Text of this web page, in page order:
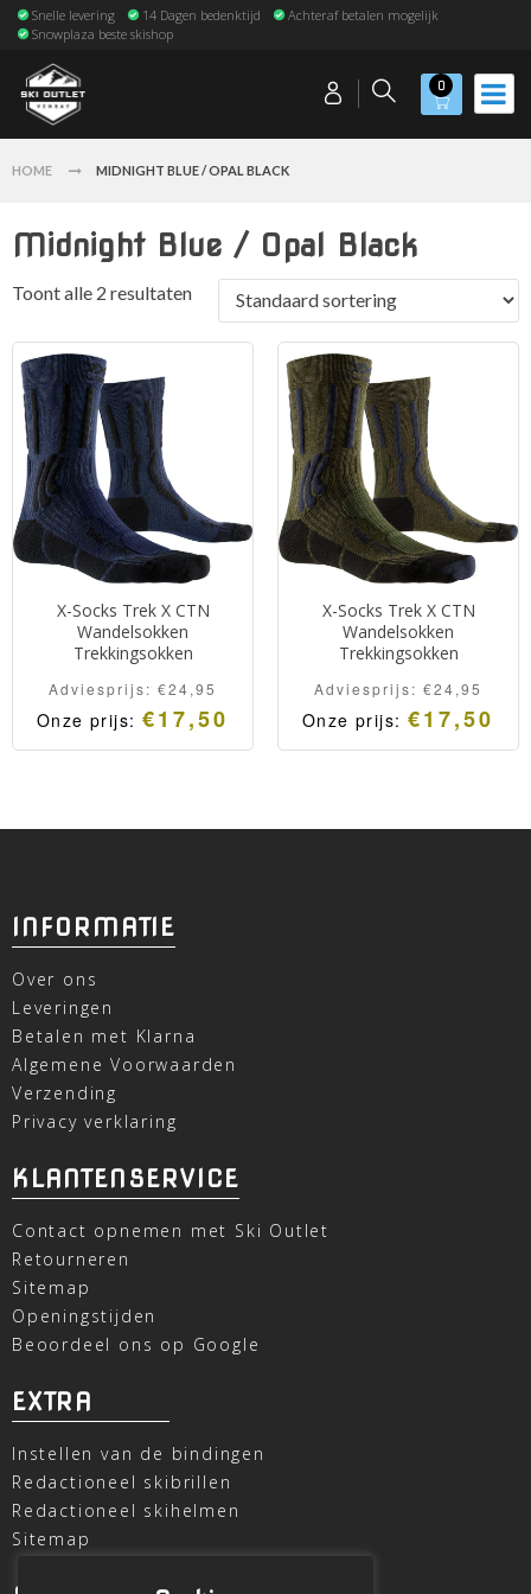
Snelle levering 14 Dagen bedenktijd
Achteraf betalen mogelijk
Snowplaza beste skishop
0
HOME MIDNIGHT BLUE / OPAL BLACK
Midnight Blue / Opal Black
Toont alle 2 resultaten
X-Socks Trek X CTN
Wandelsokken
Trekkingsokken
Adviesprijs: €24,95
Onze prijs: €17,50
X-Socks Trek X CTN
Wandelsokken
Trekkingsokken
Adviesprijs: €24,95
Onze prijs: €17,50
INFORMATIE
Over ons
Leveringen
Betalen met Klarna
Algemene Voorwaarden
Verzending
Privacy verklaring
KLANTENSERVICE
Contact opnemen met Ski Outlet
Retourneren
Sitemap
Openingstijden
Beoordeel ons op Google
EXTRA
Instellen van de bindingen
Redactioneel skibrillen
Redactioneel skihelmen
Sitemap